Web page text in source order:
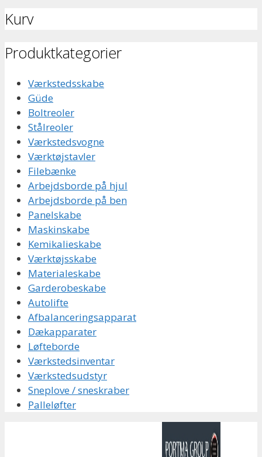
Kurv
Produktkategorier
Værkstedsskabe
Güde
Boltreoler
Stålreoler
Værkstedsvogne
Værktøjstavler
Filebænke
Arbejdsborde på hjul
Arbejdsborde på ben
Panelskabe
Maskinskabe
Kemikalieskabe
Værktøjsskabe
Materialeskabe
Garderobeskabe
Autolifte
Afbalanceringsapparat
Dækapparater
Løfteborde
Værkstedsinventar
Værkstedsudstyr
Sneplove / sneskraber
Palleløfter